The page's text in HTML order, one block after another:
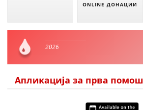
ONLINE ДОНАЦИИ
2026
Апликација за прва помош